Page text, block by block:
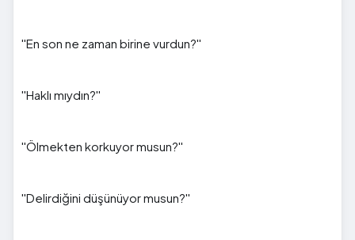
''En son ne zaman birine vurdun?''
''Haklı mıydın?''
''Ölmekten korkuyor musun?''
''Delirdiğini düşünüyor musun?''